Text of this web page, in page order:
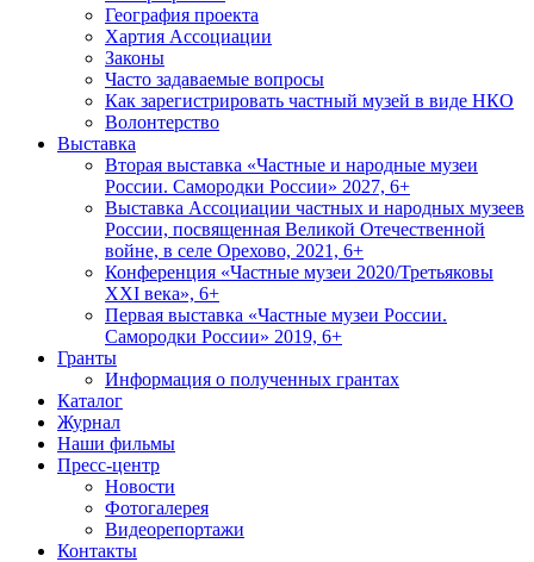
География проекта
Хартия Ассоциации
Законы
Часто задаваемые вопросы
Как зарегистрировать частный музей в виде НКО
Волонтерство
Выставка
Вторая выставка «Частные и народные музеи
России. Самородки России» 2027, 6+
Выставка Ассоциации частных и народных музеев
России, посвященная Великой Отечественной
войне, в селе Орехово, 2021, 6+
Конференция «Частные музеи 2020/Третьяковы
XXI века», 6+
Первая выставка «Частные музеи России.
Самородки России» 2019, 6+
Гранты
Информация о полученных грантах
Каталог
Журнал
Наши фильмы
Пресс-центр
Новости
Фотогалерея
Видеорепортажи
Контакты